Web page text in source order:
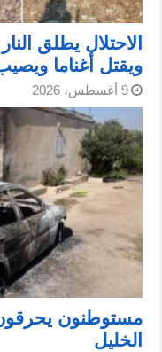
الاحتلال يطلق
ويقتل أغناما
9 أغسطس، 2026
مستوطنون
الخليل